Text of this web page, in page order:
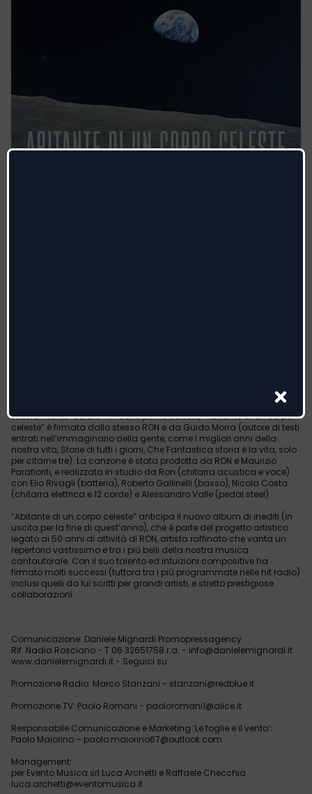
Letteralmente “solare” fin dalle prime battute, “Abitante di un corpo
celeste” è firmata dallo stesso RON e da Guido Morra (autore di testi
entrati nell’immaginario della gente, come I migliori anni della
nostra vita, Storie di tutti i giorni, Che Fantastica storia è la vita, solo
per citarne tre). La canzone è stata prodotta da RON e Maurizio
Parafioriti, e realizzata in studio da Ron (chitarra acustica e voce)
con Elio Rivagli (batteria), Roberto Gallinelli (basso), Nicola Costa
(chitarra elettrica e 12 corde) e Alessandro Valle (pedal steel).
“Abitante di un corpo celeste” anticipa il nuovo album di inediti (in
uscita per la fine di quest’anno), che è parte del progetto artistico
legato ai 50 anni di attività di RON, artista raffinato che vanta un
repertorio vastissimo e tra i più belli della nostra musica
cantautorale. Con il suo talento ed intuizioni compositive ha
firmato molti successi (tuttora tra i più programmate nelle hit radio)
inclusi quelli da lui scritti per grandi artisti, e stretto prestigiose
collaborazioni.
Comunicazione: Daniele Mignardi Promopressagency
Rif. Nadia Rosciano - T 06 32651758 r.a. - info@danielemignardi.it
www.danielemignardi.it - Seguici su:
Promozione Radio: Marco Stanzani - stanzani@redblue.it
Promozione TV: Paolo Romani - paoloromani1@alice.it
Responsabile Comunicazione e Marketing ‘Le foglie e il vento’:
Paolo Maiorino – paolo.maiorino67@outlook.com
Management:
per Evento Musica srl Luca Archetti e Raffaele Checchia
luca.archetti@eventomusica.it